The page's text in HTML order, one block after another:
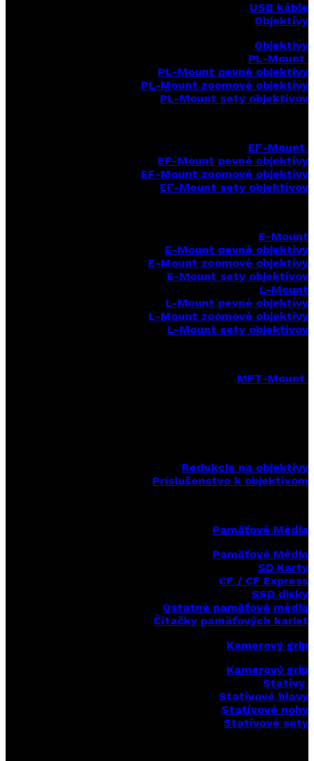
USB káble
Objektívy
Objektívy
PL-Mount
PL-Mount pevné objektívy
PL-Mount zoomové objektívy
PL-Mount sety objektívov
EF-Mount
EF-Mount pevné objektívy
EF-Mount zoomové objektívy
EF-Mount sety objektívov
E-Mount
E-Mount pevné objektívy
E-Mount zoomové objektívy
E-Mount sety objektívov
L-Mount
L-Mount pevné objektívy
L-Mount zoomové objektívy
L-Mount sety objektívov
MFT-Mount
Redukcie na objektívy
Príslušenstvo k objektívom
Pamäťové Média
Pamäťové Média
SD Karty
CF / CF Express
SSD disky
Ostatné pamäťové média
Čítačky pamäťových kariet
Kamerový grip
Kamerový grip
Statívy
Statívové hlavy
Statívové nohy
Statívové sety